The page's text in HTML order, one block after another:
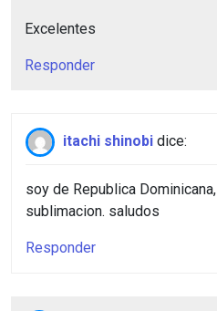
Excelentes
Responder
itachi shinobi dice:
soy de Republica
sublimacion. saludos
Responder